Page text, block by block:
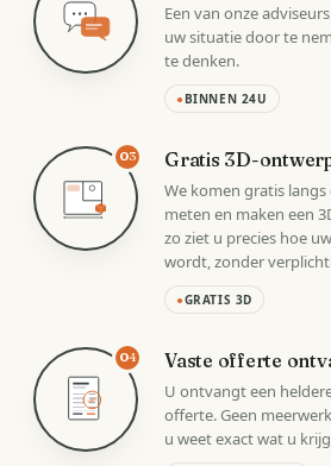
Een van onze
uw situatie door te
te denken.
● BINNEN 24U
03 Gratis 3D-
We komen gratis
meten en maken een
zo ziet u precies hoe
wordt, zonder
●GRATIS 3D
VAST
04 Vaste offerte
U ontvangt een
offerte. Geen
u weet exact wat u